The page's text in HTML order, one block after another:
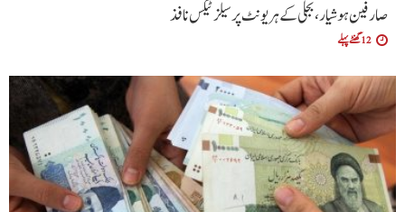
صارفین ہوشیار، بجلی کے ہر یونٹ پر سیلز ٹیکس نافذ
12 گھنٹے پہلے